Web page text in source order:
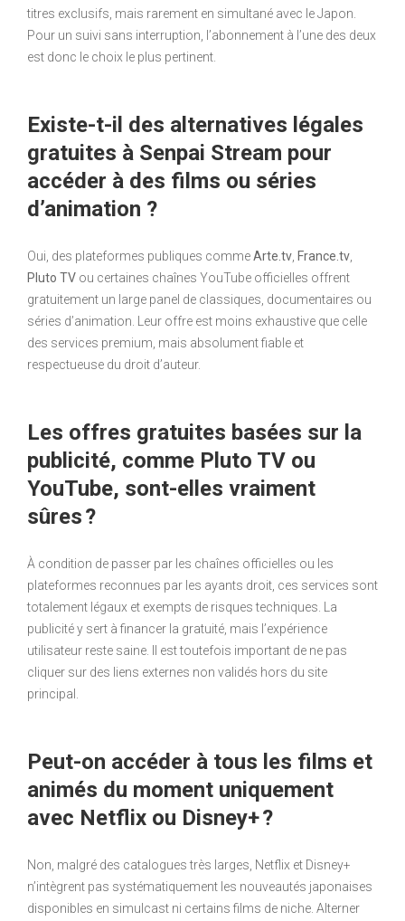
titres exclusifs, mais rarement en simultané avec le Japon.
Pour un suivi sans interruption, l’abonnement à l’une des deux
est donc le choix le plus pertinent.
Existe-t-il des alternatives légales
gratuites à Senpai Stream pour
accéder à des films ou séries
d’animation ?
Oui, des plateformes publiques commeArte.tv France.tv
Pluto TV ou certaines chaînes YouTube officielles offrent
gratuitement un large panel de classiques, documentaires ou
séries d’animation. Leur offre est moins exhaustive que celle
des services premium, mais absolument fiable et
respectueuse du droit d’auteur.
Les offres gratuites basées sur la
publicité, comme Pluto TV ou
YouTube, sont-elles vraiment
sûres ?
À condition de passer par les chaînes officielles ou les
plateformes reconnues par les ayants droit, ces services sont
totalement légaux et exempts de risques techniques. La
publicité y sert à financer la gratuité, mais l’expérience
utilisateur reste saine. Il est toutefois important de ne pas
cliquer sur des liens externes non validés hors du site
principal.
Peut-on accéder à tous les films et
animés du moment uniquement
avec Netflix ou Disney+ ?
Non, malgré des catalogues très larges, Netflix et Disney+
n’intègrent pas systématiquement les nouveautés japonaises
disponibles en simulcast ni certains films de niche. Alterner